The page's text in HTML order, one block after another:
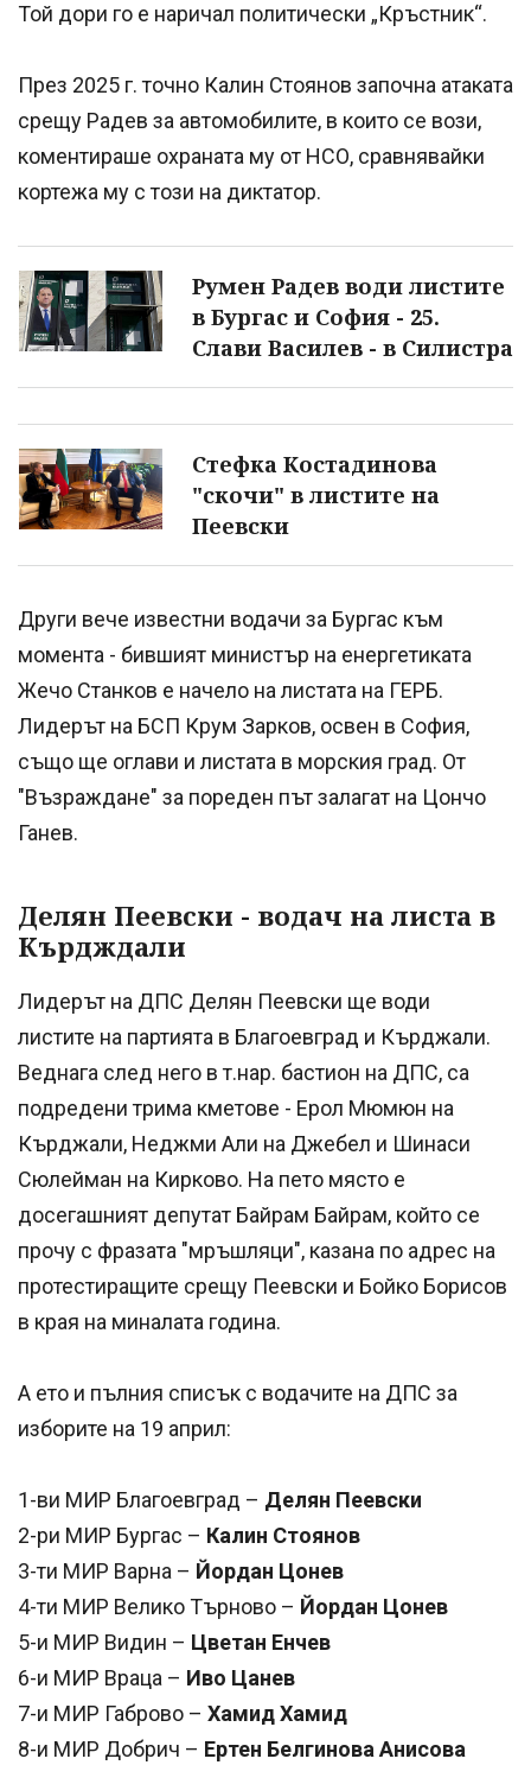
Той дори го е наричал политически „Кръстник“.
През 2025 г. точно Калин Стоянов започна атаката
срещу Радев за автомобилите, в които се вози,
коментираше охраната му от НСО, сравнявайки
кортежа му с този на диктатор.
Румен Радев води листите
в Бургас и София - 25.
Слави Василев - в Силистра
Стефка Костадинова
"скочи" в листите на
Пеевски
Други вече известни водачи за Бургас към
момента - бившият министър на енергетиката
Жечо Станков е начело на листата на ГЕРБ.
Лидерът на БСП Крум Зарков, освен в София,
също ще оглави и листата в морския град. От
"Възраждане" за пореден път залагат на Цончо
Ганев.
Делян Пеевски - водач на листа в
Кърдждали
Лидерът на ДПС Делян Пеевски ще води
листите на партията в Благоевград и Кърджали.
Веднага след него в т.нар. бастион на ДПС, са
подредени трима кметове - Ерол Мюмюн на
Кърджали, Неджми Али на Джебел и Шинаси
Сюлейман на Кирково. На пето място е
досегашният депутат Байрам Байрам, който се
прочу с фразата "мръшляци", казана по адрес на
протестиращите срещу Пеевски и Бойко Борисов
в края на миналата година.
А ето и пълния списък с водачите на ДПС за
изборите на 19 април:
1-ви МИР Благоевград – Делян Пеевски
2-ри МИР Бургас – Калин Стоянов
3-ти МИР Варна – Йордан Цонев
4-ти МИР Велико Търново – Йордан Цонев
5-и МИР Видин – Цветан Енчев
6-и МИР Враца – Иво Цанев
7-и МИР Габрово – Хамид Хамид
8-и МИР Добрич – Ертен Белгинова Анисова